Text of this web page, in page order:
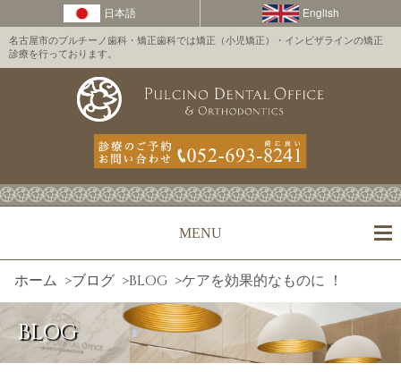
名古屋市のプルチーノ歯科・矯正歯科では矯正（小児矯正）・インビザラインの矯正
診療を行っております。
MENU
ホーム >ブログ >BLOG >ケアを効果的なものに ！
BLOG